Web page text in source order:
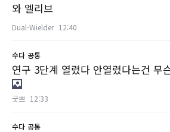
와 엘리브
Dual-Wielder 12:40
수다 공통
연구 3단계 열렸다 안열렸다는건 무
굿쁘 12:33
수다 공통